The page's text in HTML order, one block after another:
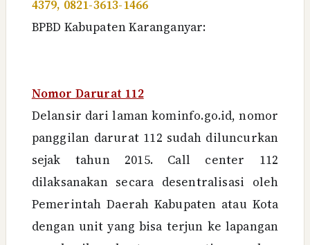
4379, 0821-3613-1466
BPBD Kabupaten Karanganyar:
Nomor Darurat 112
Delansir dari laman kominfo.go.id, nomor
panggilan darurat 112 sudah diluncurkan
sejak tahun 2015. Call center 112
dilaksanakan secara desentralisasi oleh
Pemerintah Daerah Kabupaten atau Kota
dengan unit yang bisa terjun ke lapangan